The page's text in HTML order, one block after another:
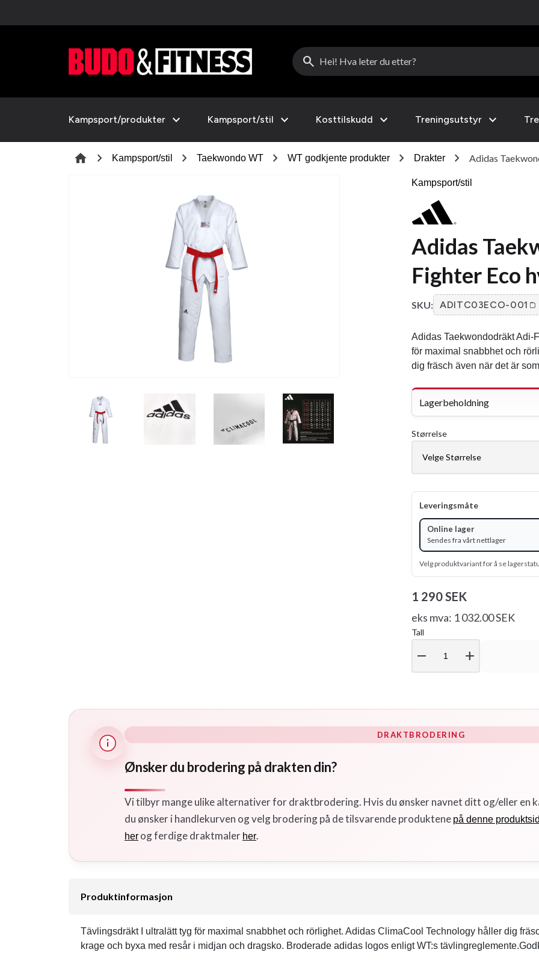
search
Kampsport/produkter expand_more Kampsport/stil expand_more Kosttilskudd expand_more Treningsutstyr expand_more
home chevron_right Kampsport/stil chevron_right Taekwondo WT chevron_right WT godkjente produkter chevron_right Drakter chevron_right Adidas
Kampsport/stil
Adidas
Fighter Eco
SKU: ADITC03ECO-001
Adidas Taekwondodräkt Adi-
för maximal snabbhet och
dig fräsch även när det är
Lagerbeholdning
Størrelse
Leveringsmåte
Online lager
Sendes fra vårt nettlager
Velg produktvariant for å se
1 290 SEK
eks mva: 1 032.00 SEK
Tall
remove add
DRAKTBRODERING
Ønsker du brodering på drakten din?
Vi tilbyr mange ulike alternativer for draktbrodering. Hvis du ønsker navnet ditt og/eller en
du ønsker i handlekurven og velg brodering på de tilsvarende produktene på denne
her og ferdige draktmaler her.
Produktinformasjon
Tävlingsdräkt I ultralätt tyg för maximal snabbhet och rörlighet. Adidas ClimaCool Technology håller dig
krage och byxa med resår i midjan och dragsko. Broderade adidas logos enligt WT:s